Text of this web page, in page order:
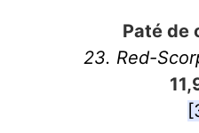
Paté de
23. Red-